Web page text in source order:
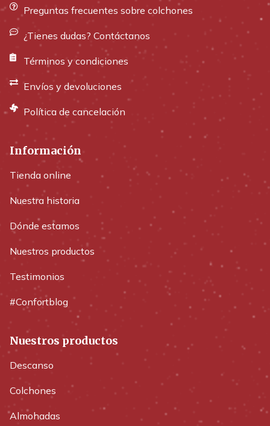
Preguntas frecuentes sobre colchones
¿Tienes dudas? Contáctanos
Términos y condiciones
Envíos y devoluciones
Política de cancelación
Información
Tienda online
Nuestra historia
Dónde estamos
Nuestros productos
Testimonios
#Confortblog
Nuestros productos
Descanso
Colchones
Almohadas